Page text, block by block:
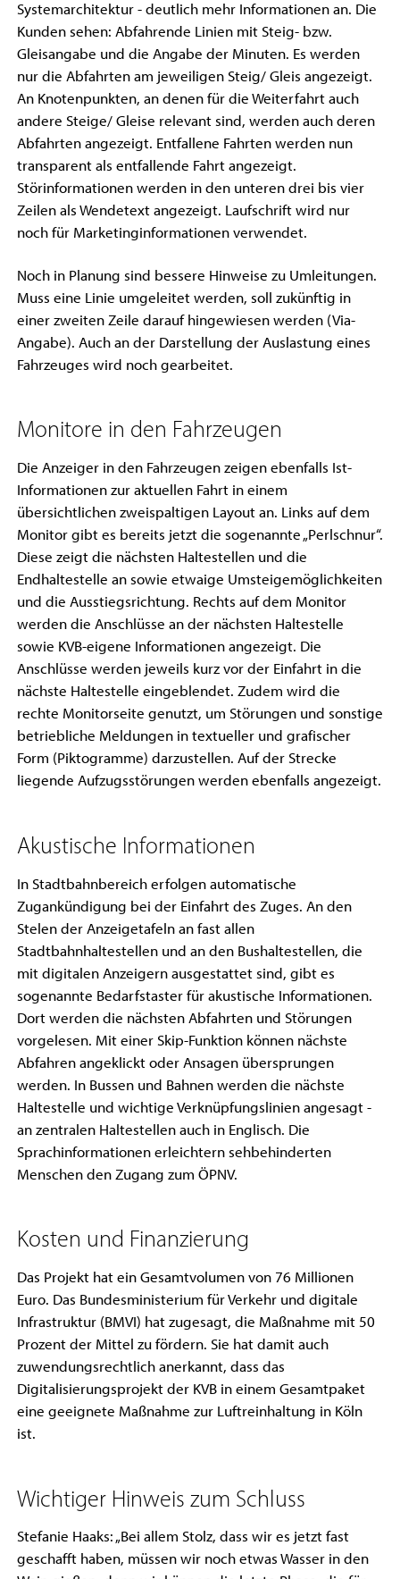
Systemarchitektur - deutlich mehr Informationen an. Die
Kunden sehen: Abfahrende Linien mit Steig- bzw.
Gleisangabe und die Angabe der Minuten. Es werden
nur die Abfahrten am jeweiligen Steig/ Gleis angezeigt.
An Knotenpunkten, an denen für die Weiterfahrt auch
andere Steige/ Gleise relevant sind, werden auch deren
Abfahrten angezeigt. Entfallene Fahrten werden nun
transparent als entfallende Fahrt angezeigt.
Störinformationen werden in den unteren drei bis vier
Zeilen als Wendetext angezeigt. Laufschrift wird nur
noch für Marketinginformationen verwendet.
Noch in Planung sind bessere Hinweise zu Umleitungen.
Muss eine Linie umgeleitet werden, soll zukünftig in
einer zweiten Zeile darauf hingewiesen werden (Via-
Angabe). Auch an der Darstellung der Auslastung eines
Fahrzeuges wird noch gearbeitet.
Monitore in den Fahrzeugen
Die Anzeiger in den Fahrzeugen zeigen ebenfalls Ist-
Informationen zur aktuellen Fahrt in einem
übersichtlichen zweispaltigen Layout an. Links auf dem
Monitor gibt es bereits jetzt die sogenannte „Perlschnur“.
Diese zeigt die nächsten Haltestellen und die
Endhaltestelle an sowie etwaige Umsteigemöglichkeiten
und die Ausstiegsrichtung. Rechts auf dem Monitor
werden die Anschlüsse an der nächsten Haltestelle
sowie KVB-eigene Informationen angezeigt. Die
Anschlüsse werden jeweils kurz vor der Einfahrt in die
nächste Haltestelle eingeblendet. Zudem wird die
rechte Monitorseite genutzt, um Störungen und sonstige
betriebliche Meldungen in textueller und grafischer
Form (Piktogramme) darzustellen. Auf der Strecke
liegende Aufzugsstörungen werden ebenfalls angezeigt.
Akustische Informationen
In Stadtbahnbereich erfolgen automatische
Zugankündigung bei der Einfahrt des Zuges. An den
Stelen der Anzeigetafeln an fast allen
Stadtbahnhaltestellen und an den Bushaltestellen, die
mit digitalen Anzeigern ausgestattet sind, gibt es
sogenannte Bedarfstaster für akustische Informationen.
Dort werden die nächsten Abfahrten und Störungen
vorgelesen. Mit einer Skip-Funktion können nächste
Abfahren angeklickt oder Ansagen übersprungen
werden. In Bussen und Bahnen werden die nächste
Haltestelle und wichtige Verknüpfungslinien angesagt -
an zentralen Haltestellen auch in Englisch. Die
Sprachinformationen erleichtern sehbehinderten
Menschen den Zugang zum ÖPNV.
Kosten und Finanzierung
Das Projekt hat ein Gesamtvolumen von 76 Millionen
Euro. Das Bundesministerium für Verkehr und digitale
Infrastruktur (BMVI) hat zugesagt, die Maßnahme mit 50
Prozent der Mittel zu fördern. Sie hat damit auch
zuwendungsrechtlich anerkannt, dass das
Digitalisierungsprojekt der KVB in einem Gesamtpaket
eine geeignete Maßnahme zur Luftreinhaltung in Köln
ist.
Wichtiger Hinweis zum Schluss
Stefanie Haaks: „Bei allem Stolz, dass wir es jetzt fast
geschafft haben, müssen wir noch etwas Wasser in den